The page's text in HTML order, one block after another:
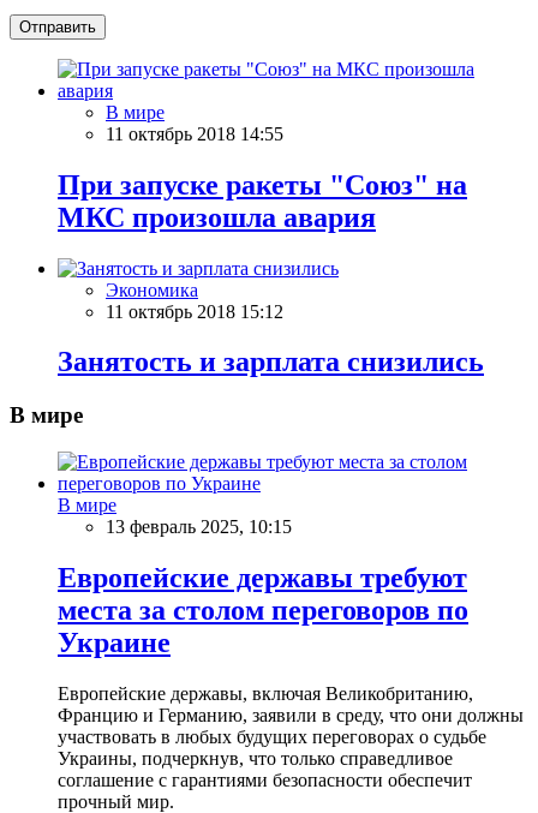
Отправить
В мире
11 октябрь 2018 14:55
При запуске ракеты "Союз" на
МКС произошла авария
Экономика
11 октябрь 2018 15:12
Занятость и зарплата снизились
В мире
В мире
13 февраль 2025, 10:15
Европейские державы требуют
места за столом переговоров по
Украине
Европейские державы, включая Великобританию,
Францию и Германию, заявили в среду, что они должны
участвовать в любых будущих переговорах о судьбе
Украины, подчеркнув, что только справедливое
соглашение с гарантиями безопасности обеспечит
прочный мир.